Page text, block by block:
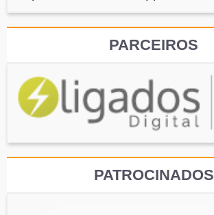
PARCEIROS
PATROCINADOS